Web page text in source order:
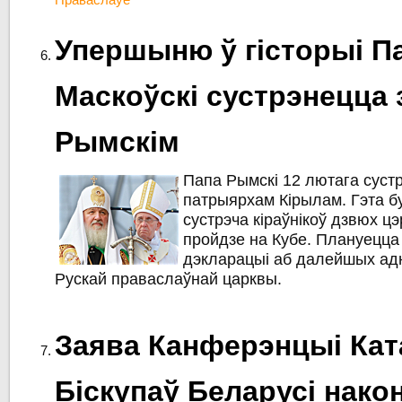
Упершыню ў гісторыі
Маскоўскі
Рымскім
Папа Рымскі 12 лютага
патрыярхам Кірылам. Гэта
сустрэча кіраўнікоў дзвюх
пройдзе на Кубе. Плануецца
дэкларацыі аб далейшых
Рускай праваслаўнай царквы.
Заява Канферэнцыі
Біскупаў Беларусі